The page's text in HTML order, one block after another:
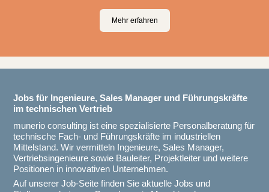
Mehr erfahren
Jobs für Ingenieure, Sales Manager und Führungskräfte
im technischen Vertrieb
munerio consulting ist eine spezialisierte Personalberatung für
technische Fach- und Führungskräfte im industriellen
Mittelstand. Wir vermitteln Ingenieure, Sales Manager,
Vertriebsingenieure sowie Bauleiter, Projektleiter und weitere
Positionen in innovativen Unternehmen.
Auf unserer Job-Seite finden Sie aktuelle Jobs und